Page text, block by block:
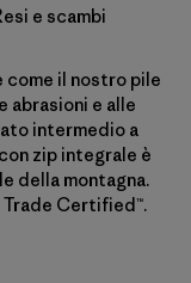
e scambi
il nostro pile
abrasioni e alle
intermedio a
zip integrale è
della montagna.
Certified™.